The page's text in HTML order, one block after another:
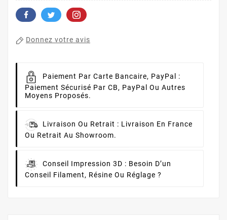
Donnez votre avis
Paiement Par Carte Bancaire, PayPal :
Paiement Sécurisé Par CB, PayPal Ou Autres
Moyens Proposés.
Livraison Ou Retrait : Livraison En France
Ou Retrait Au Showroom.
Conseil Impression 3D : Besoin D’un
Conseil Filament, Résine Ou Réglage ?